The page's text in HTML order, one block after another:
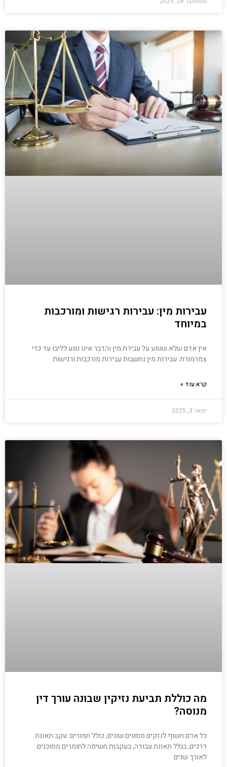
עבירות מין: עבירות רגישות ומורכבות
במיוחד
אין אדם שלא שומע על עבירת מין והדבר אינו נוגע לליבו עד כדי
צמרמורת. עבירות מין נחשבות עבירות מורכבות ורגישות
קרא עוד »
ינואר 3, 2025
מה כוללת תביעת נזיקין שבונה עורך דין
מנוסה?
כל אדם חשוף לנזקים מסוגים שונים, כולל חמורים: עקב תאונת
דרכים, בגלל תאונת עבודה, בעקבות חשיפה לחומרים מסוכנים
לאורך שנים